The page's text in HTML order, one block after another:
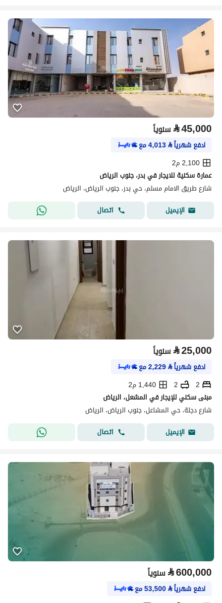
⃁45,000 سنوياً
ادفع شهرياً⃁
4,013مع
2,100 م2
عمارة سكنية للايجار في بدر، جنوب الرياض
شارع طريق الامام مسلم، حي بدر، جنوب الرياض، الرياض
الإيميل
اتصال
⃁25,000 سنوياً
ادفع شهرياً⃁
2,229مع
2
2
1,440 م2
مبنى سكني للإيجار في المشعل، الرياض
شارع دجلة، حي المشاعل، جنوب الرياض، الرياض
الإيميل
اتصال
⃁600,000 سنوياً
ادفع شهرياً⃁
53,500مع